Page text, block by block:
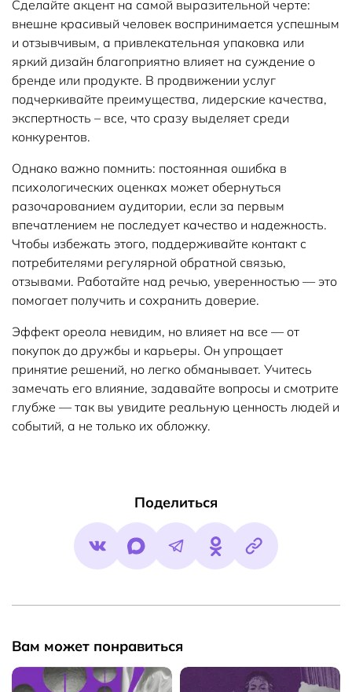
Сделайте акцент на самой выразительной черте:
внешне красивый человек воспринимается успешным
и отзывчивым, а привлекательная упаковка или
яркий дизайн благоприятно влияет на суждение о
бренде или продукте. В продвижении услуг
подчеркивайте преимущества, лидерские качества,
экспертность – все, что сразу выделяет среди
конкурентов.
Однако важно помнить: постоянная ошибка в
психологических оценках может обернуться
разочарованием аудитории, если за первым
впечатлением не последует качество и надежность.
Чтобы избежать этого, поддерживайте контакт с
потребителями регулярной обратной связью,
отзывами. Работайте над речью, уверенностью — это
помогает получить и сохранить доверие.
Эффект ореола невидим, но влияет на все — от
покупок до дружбы и карьеры. Он упрощает
принятие решений, но легко обманывает. Учитесь
замечать его влияние, задавайте вопросы и смотрите
глубже — так вы увидите реальную ценность людей и
событий, а не только их обложку.
Поделиться
Вам может понравиться